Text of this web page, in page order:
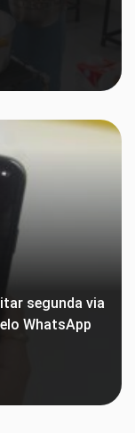
segunda via
WhatsApp
pela